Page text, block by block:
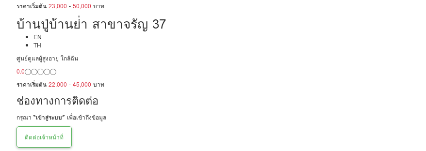
ราคาเริ่มต้น 23,000 - 50,000 บาท
บ้านปู่บ้านย่่า สาขาจรัญ 37
EN
TH
ศูนย์ดูแลผู้สูงอายุ ใกล้ฉัน
0.0
ราคาเริ่มต้น 22,000 - 45,000 บาท
ช่องทางการติดต่อ
กรุณา“เข้าสู่ระบบ” เพื่อเข้าถึงข้อมูล
ติดต่อเจ้าหน้าที่